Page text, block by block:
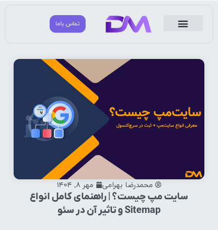
تماس باما
محمدرضا بهرامی
مهر ۸, ۱۴۰۴
سایت مپ چیست؟ | راهنمای کامل انواع
Sitemap و تاثیر آن در سئو